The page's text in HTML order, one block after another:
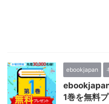
ebookjapan
1巻を無料